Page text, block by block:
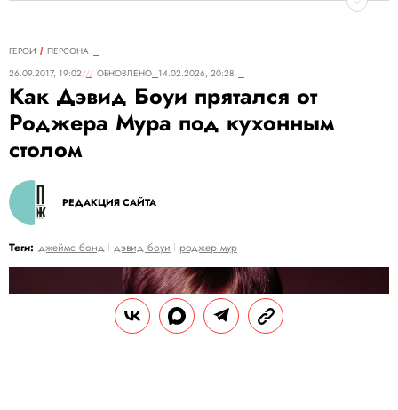
ГЕРОИ
ПЕРСОНА
26.09.2017, 19:02
ОБНОВЛЕНО 14.02.2026, 20:28
Как Дэвид Боуи прятался от
Роджера Мура под кухонным
столом
РЕДАКЦИЯ САЙТА
Теги: джеймс бонд дэвид боуи роджер мур